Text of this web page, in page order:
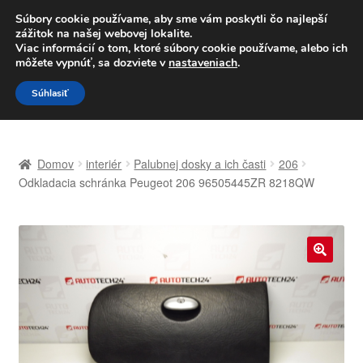
DOPRAVA od 6 EUR
Po–Pi 09:00–16:00 233 221 276
Preskočiť
na
navigáciu
Preskočiť
na
obsah
Celosvetová preprava
Môj účet
Domov interiér Palubnej dosky a ich časti
206
Odkladacia schránka Peugeot 206 96505445ZR 8218QW
🔍
Súbory cookie používame, aby sme vám poskytli čo najlepší
zážitok na našej webovej lokalite.
Viac informácií o tom, ktoré súbory cookie používame, alebo ich
môžete vypnúť, sa dozviete v nastaveniach.
Súhlasiť